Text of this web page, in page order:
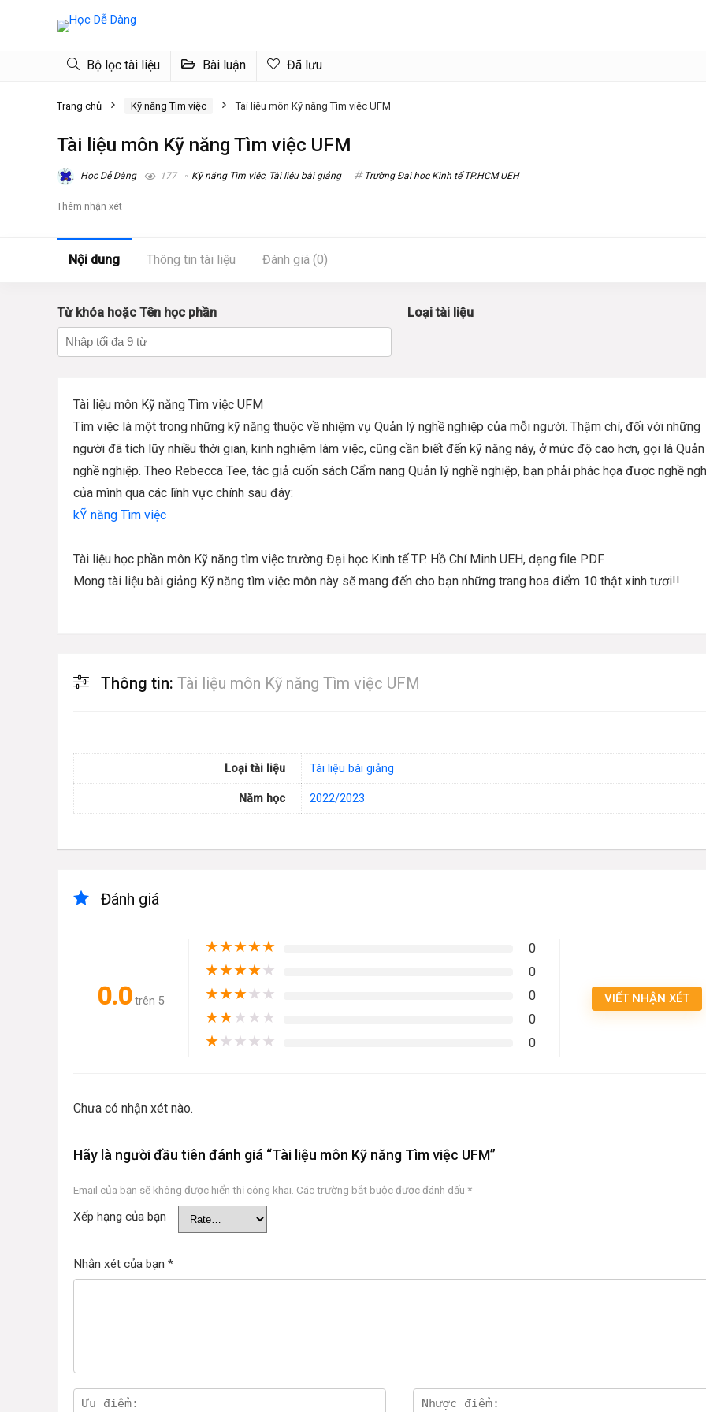
Bộ lọc tài liệu Bài luận Đã lưu
Trang chủ Kỹ năng Tìm việc Tài liệu môn Kỹ năng Tìm việc UFM
Tài liệu môn Kỹ năng Tìm việc UFM
Học Dễ Dàng 177 Kỹ năng Tìm việc, Tài liệu bài giảng Trường Đại học Kinh tế TP.HCM UEH
Thêm nhận xét
Nội dung Thông tin tài liệu Đánh giá (0)
Từ khóa hoặc Tên học phần Loại tài liệu
Tài liệu môn Kỹ năng Tìm việc UFM
Tìm việc là một trong những kỹ năng thuộc về nhiệm vụ Quản lý nghề nghiệp của mỗi người. Thậm chí, đối với những
người đã tích lũy nhiều thời gian, kinh nghiệm làm việc, cũng cần biết đến kỹ năng này, ở mức độ cao hơn, gọi là
nghề nghiệp. Theo Rebecca Tee, tác giả cuốn sách Cẩm nang Quản lý nghề nghiệp, bạn phải phác họa được nghề
của mình qua các lĩnh vực chính sau đây:
kỸ năng Tìm việc
Tài liệu học phần môn Kỹ năng tìm việc trường Đại học Kinh tế TP. Hồ Chí Minh UEH, dạng file PDF.
Mong tài liệu bài giảng Kỹ năng tìm việc môn này sẽ mang đến cho bạn những trang hoa điểm 10 thật xinh tươi!!
Thông tin: Tài liệu môn Kỹ năng Tìm việc UFM
Loại tài liệu Tài liệu bài giảng
Năm học 2022/2023
Đánh giá
0.0 trên 5
★★★★★ 0
★★★★★ 0
★★★★★ 0
★★★★★ 0
★★★★★ 0
VIẾT NHẬN XÉT
Chưa có nhận xét nào.
Hãy là người đầu tiên đánh giá “Tài liệu môn Kỹ năng Tìm việc UFM”
Email của bạn sẽ không được hiển thị công khai. Các trường bắt buộc được đánh dấu *
Xếp hạng của bạn
Nhận xét của bạn *